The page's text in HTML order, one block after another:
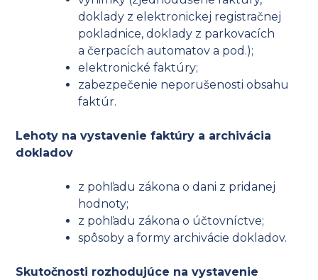
doklady z elektronickej registračnej
pokladnice, doklady z parkovacích
a čerpacích automatov a pod.);
elektronické faktúry;
zabezpečenie neporušenosti obsahu
faktúr.
Lehoty na vystavenie faktúry a archivácia
dokladov
z pohľadu zákona o dani z pridanej
hodnoty;
z pohľadu zákona o účtovníctve;
spôsoby a formy archivácie dokladov.
Skutočnosti rozhodujúce na vystavenie